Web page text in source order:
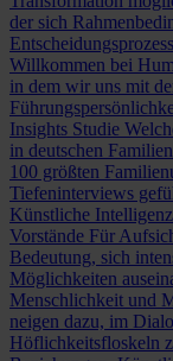
der sich
Willkommen bei
in dem wir uns mit
Insights Studie
in deutschen
100 größten
Tiefeninterviews
Künstliche
Vorstände Für
Bedeutung, sich
Möglichkeiten
Menschlichkeit und
neigen dazu, im
Höflichkeitsfloskeln